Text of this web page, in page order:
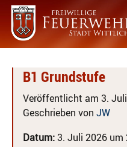
B1 Grundstufe
Veröffentlicht am 3.
Geschrieben von JW
Datum:3. Juli 2026 um